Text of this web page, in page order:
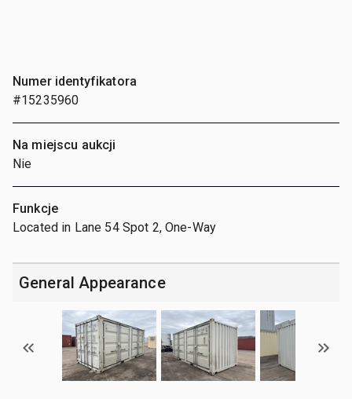
Numer identyfikatora
#15235960
Na miejscu aukcji
Nie
Funkcje
Located in Lane 54 Spot 2, One-Way
General Appearance